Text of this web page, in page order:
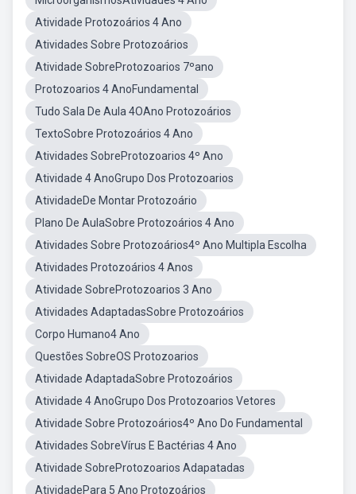
Atividade Protozoários 4 Ano
Atividades Sobre Protozoários
Atividade SobreProtozoarios 7ºano
Protozoarios 4 AnoFundamental
Tudo Sala De Aula 4OAno Protozoários
TextoSobre Protozoários 4 Ano
Atividades SobreProtozoarios 4º Ano
Atividade 4 AnoGrupo Dos Protozoarios
AtividadeDe Montar Protozoário
Plano De AulaSobre Protozoários 4 Ano
Atividades Sobre Protozoários4º Ano Multipla Escolha
Atividades Protozoários 4 Anos
Atividade SobreProtozoarios 3 Ano
Atividades AdaptadasSobre Protozoários
Corpo Humano4 Ano
Questões SobreOS Protozoarios
Atividade AdaptadaSobre Protozoários
Atividade 4 AnoGrupo Dos Protozoarios Vetores
Atividade Sobre Protozoários4º Ano Do Fundamental
Atividades SobreVírus E Bactérias 4 Ano
Atividade SobreProtozoarios Adapatadas
AtividadePara 5 Ano Protozoários